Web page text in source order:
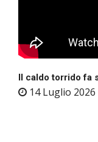
Il caldo torrido fa
14 Luglio 2026